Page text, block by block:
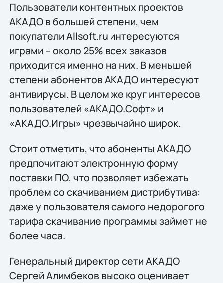
Пользователи контентных проектов
АКАДО в большей степени, чем
покупатели Allsoft.ru интересуются
играми – около 25% всех заказов
приходится именно на них. В меньшей
степени абонентов АКАДО интересуют
антивирусы. В целом же круг интересов
пользователей «АКАДО.Софт» и
«АКАДО.Игры» чрезвычайно широк.
Стоит отметить, что абоненты АКАДО
предпочитают электронную форму
поставки ПО, что позволяет избежать
проблем со скачиванием дистрибутива:
даже у пользователя самого недорогого
тарифа скачивание программы займет не
более часа.
Генеральный директор сети АКАДО
Сергей Алимбеков высоко оценивает